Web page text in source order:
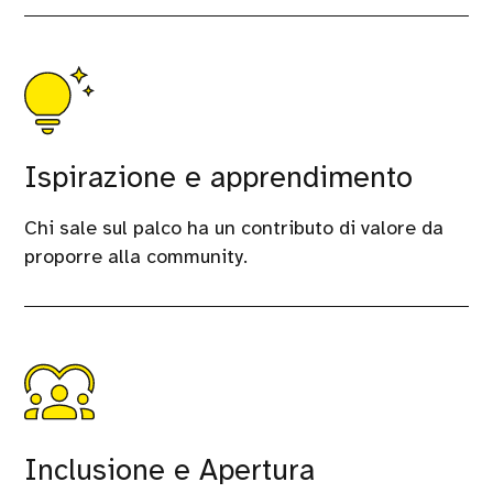
Ispirazione e apprendimento
Chi sale sul palco ha un contributo di valore da
proporre alla community.
Inclusione e Apertura